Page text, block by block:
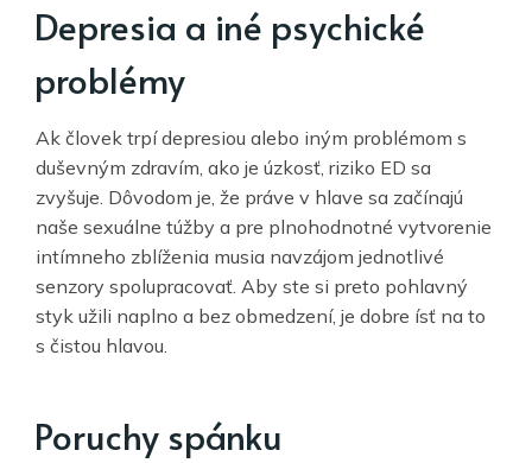
Depresia a iné psychické
problémy
Ak človek trpí depresiou alebo iným problémom s
duševným zdravím, ako je úzkosť, riziko ED sa
zvyšuje. Dôvodom je, že práve v hlave sa začínajú
naše sexuálne túžby a pre plnohodnotné vytvorenie
intímneho zblíženia musia navzájom jednotlivé
senzory spolupracovať. Aby ste si preto pohlavný
styk užili naplno a bez obmedzení, je dobre ísť na to
s čistou hlavou.
Poruchy spánku